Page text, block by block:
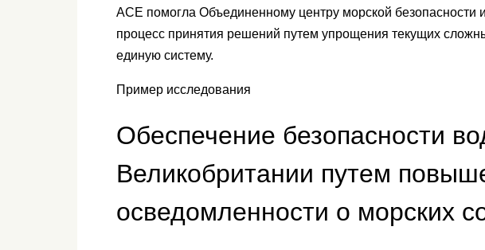
ACE помогла Объединенному центру морской безопасности
процесс принятия решений путем упрощения текущих
единую систему.
Пример исследования
Обеспечение безопасности
Великобритании путем
осведомленности о морских